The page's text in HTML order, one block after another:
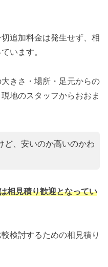
追加料金は発生せず、相
います。
きさ・場所・足元からの
地のスタッフからおおま
ど、安いのか高いのかわ
相見積り歓迎となってい
検討するための相見積り